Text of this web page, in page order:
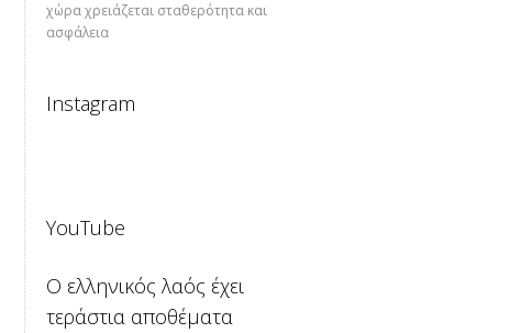
χώρα χρειάζεται σταθερότητα και
ασφάλεια
Instagram
YouTube
Ο ελληνικός λαός έχει
τεράστια αποθέματα